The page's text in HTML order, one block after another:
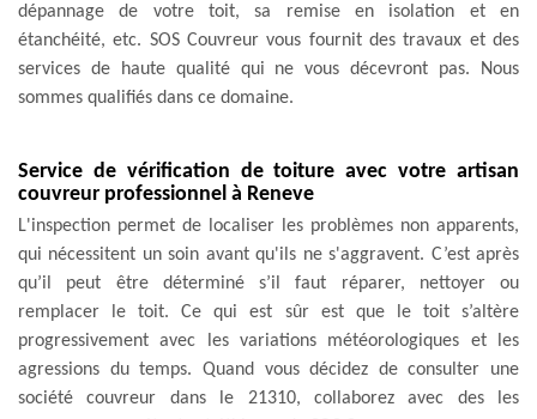
dépannage de votre toit, sa remise en isolation et en
étanchéité, etc. SOS Couvreur vous fournit des travaux et des
services de haute qualité qui ne vous décevront pas. Nous
sommes qualifiés dans ce domaine.
Service de vérification de toiture avec votre artisan
couvreur professionnel à Reneve
L'inspection permet de localiser les problèmes non apparents,
qui nécessitent un soin avant qu'ils ne s'aggravent. C’est après
qu’il peut être déterminé s’il faut réparer, nettoyer ou
remplacer le toit. Ce qui est sûr est que le toit s’altère
progressivement avec les variations météorologiques et les
agressions du temps. Quand vous décidez de consulter une
société couvreur dans le 21310, collaborez avec des les